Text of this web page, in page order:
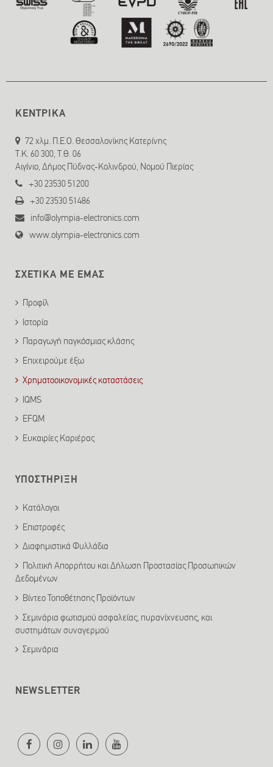
ΚΕΝΤΡΙΚΑ
72 χλμ. Π.Ε.Ο. Θεσσαλονίκης Κατερίνης
T.K. 60 300, Τ.Θ. 06
Αιγίνιο, Δήμος Πύδνας-Κολινδρού, Νομού Πιερίας
+30 23530 51200
+30 23530 51486
info@olympia-electronics.com
www.olympia-electronics.com
ΣΧΕΤΙΚΑ ΜΕ ΕΜΑΣ
Προφίλ
Ιστορία
Παραγωγή παγκόσμιας κλάσης
Επιχειρούμε έξω
Χρηματοοικονομικές καταστάσεις
IQMS
EFQM
Ευκαιρίες Καριέρας
ΥΠΟΣΤΗΡΙΞΗ
Κατάλογοι
Επιστροφές
Διαφημιστικά Φυλλάδια
Πολιτική Απορρήτου και Δήλωση Προστασίας Προσωπικών
Δεδομένων
Βίντεο Τοποθέτησης Προϊόντων
Σεμινάρια φωτισμού ασφαλείας, πυρανίχνευσης, και
συστημάτων συναγερμού
Σεμινάρια
NEWSLETTER